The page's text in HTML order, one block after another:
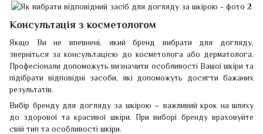
Консультація з косметологом
Якщо Ви не впевнені, який бренд вибрати для догляду,
зверніться за консультацією до косметолога або дерматолога.
Професіонали допоможуть визначити особливості Вашої шкіри та
підібрати відповідні засоби, які допоможуть досягти бажаних
результатів.
Вибір бренду для догляду за шкірою – важливий крок на шляху
до здорової та красивої шкіри. При виборі бренду враховуйте
свій тип та особливості шкіри.